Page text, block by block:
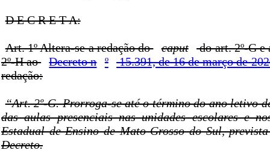
D E C R E T A:
Art. 1º Altera-se a redação do caput
do art. 2º-G e
2º-H ao
Decreto n º
15.391, de 16 de março de
redação:
“Art. 2º-G. Prorroga-se até o término do ano letivo
das aulas presenciais nas unidades escolares e
Estadual de Ensino de Mato Grosso do Sul,
Decreto.